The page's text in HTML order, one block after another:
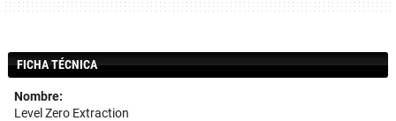
FICHA TÉCNICA
Nombre:
Level Zero Extraction